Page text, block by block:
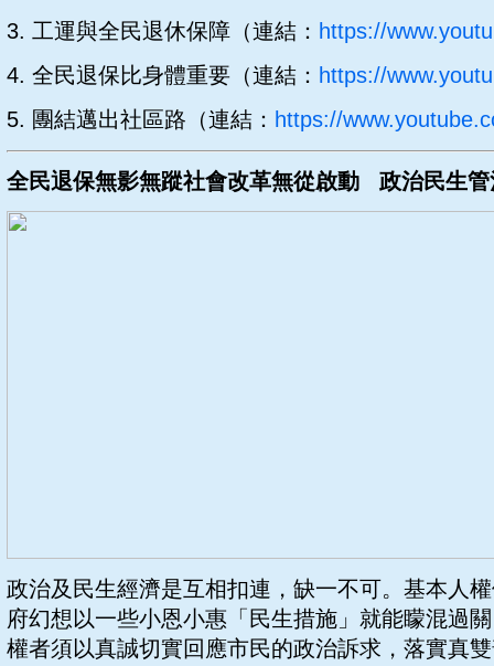
3. 工運與全民退休保障（連結： https://
4. 全民退保比身體重要（連結： https://
5. 團結邁出社區路（連結： https://
全民退保無影無蹤ㅤ社會改革無從啟動 政治民生
政治及民生經濟是互相扣連，缺一不可。基本人
府幻想以一些小恩小惠「民生措施」就能矇混過
權者須以真誠切實回應市民的政治訴求，落實真